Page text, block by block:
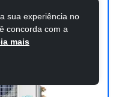
sua experiência no
concorda com a
mais